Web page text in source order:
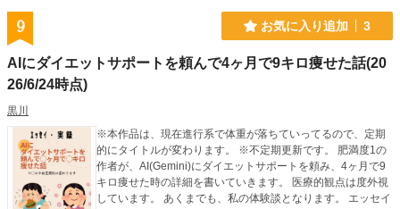
9 お気に入り追加 3
AIにダイエットサポートを頼んで4ヶ月で9キロ痩せた話(20
26/6/24時点)
黒川
※本作品は、現在進行系で体重が落ちていってるので、定期
的にタイトルが変わります。 ※不定期更新です。 肥満度1の
作者が、AI(Gemini)にダイエットサポートを頼み、4ヶ月で9
キロ痩せた時の詳細を書いていきます。 医療的観点は度外視
しています。 あくまでも、私の体験談となります。 エッセイ